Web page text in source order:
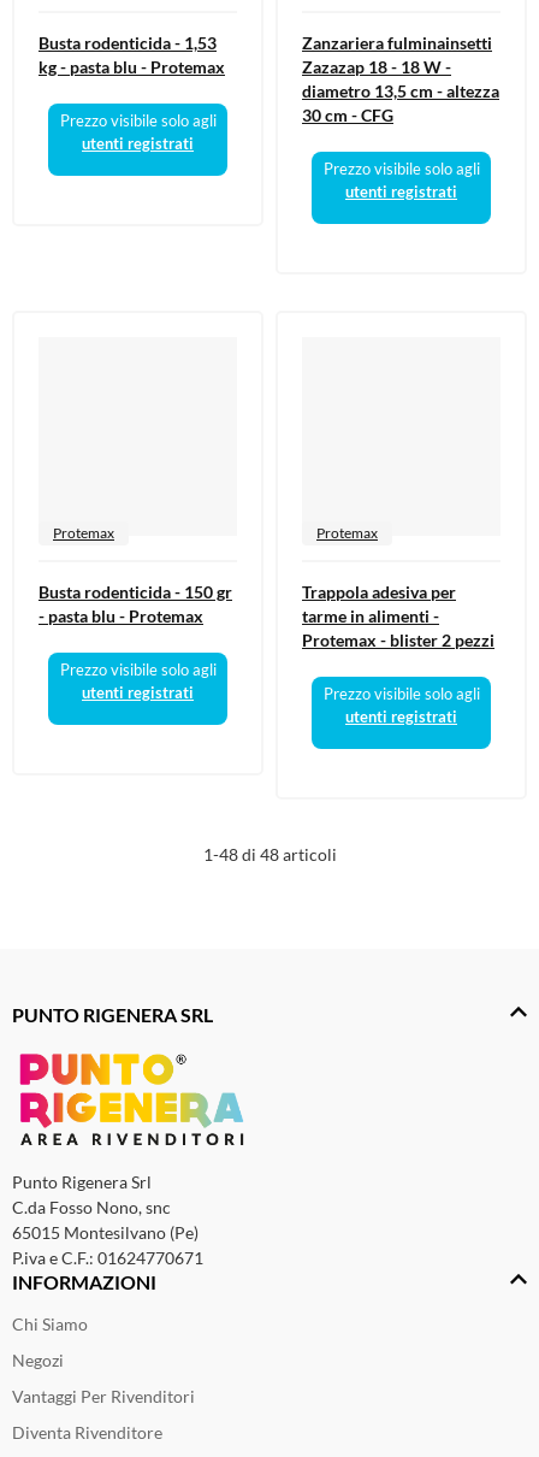
Busta rodenticida - 1,53
kg - pasta blu - Protemax
Prezzo visibile solo agli
utenti registrati
Zanzariera fulminainsetti
Zazazap 18 - 18 W -
diametro 13,5 cm - altezza
30 cm - CFG
Prezzo visibile solo agli
utenti registrati
Protemax
Busta rodenticida - 150 gr
- pasta blu - Protemax
Prezzo visibile solo agli
utenti registrati
Protemax
Trappola adesiva per
tarme in alimenti -
Protemax - blister 2 pezzi
Prezzo visibile solo agli
utenti registrati
1-48 di 48 articoli
PUNTO RIGENERA SRL
Punto Rigenera Srl
C.da Fosso Nono, snc
65015 Montesilvano (Pe)
P.iva e C.F.: 01624770671
INFORMAZIONI
Chi Siamo
Negozi
Vantaggi Per Rivenditori
Diventa Rivenditore